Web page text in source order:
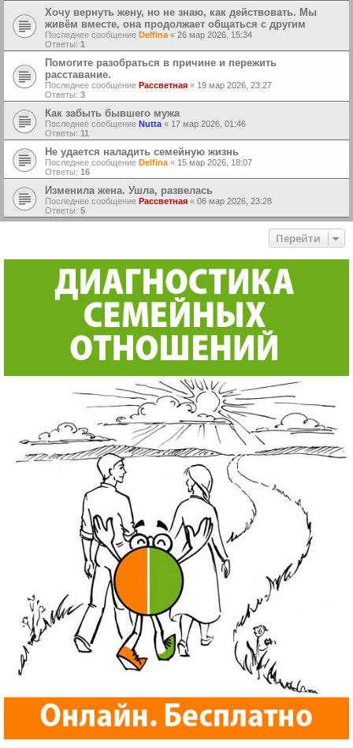
Хочу вернуть жену, но не знаю, как действовать. Мы
живём вместе, она продолжает общаться с другим
Последнее сообщение Delfina« 26 мар 2026, 15:34
Ответы: 1
Помогите разобраться в причине и пережить
расставание.
Последнее сообщение Рассветная « 19 мар 2026, 23:27
Ответы: 3
Как забыть бывшего мужа
Последнее сообщение Nutta« 17 мар 2026, 01:46
Ответы: 11
Не удается наладить семейную жизнь
Последнее сообщение Delfina« 15 мар 2026, 18:07
Ответы: 16
Изменила жена. Ушла, развелась
Последнее сообщение Рассветная « 06 мар 2026, 23:28
Ответы: 5
Перейти